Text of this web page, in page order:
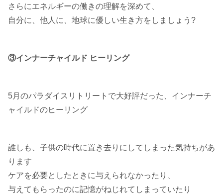
さらにエネルギーの働きの理解を深めて、
自分に、他人に、地球に優しい生き方をしましょう?
③インナーチャイルド ヒーリング
5月のパラダイスリトリートで大好評だった、インナーチ
ャイルドのヒーリング
誰しも、子供の時代に置き去りにしてしまった気持ちがあ
ります
ケアを必要としたときに与えられなかったり、
与えてもらったのに記憶がねじれてしまっていたり